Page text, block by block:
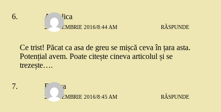
Angelica
2 SEPTEMBRIE 2016/8:44 AM RĂSPUNDE
Ce trist! Păcat ca asa de greu se mișcă ceva în țara asta.
Potențial avem. Poate citește cineva articolul și se
trezește….
Raluca
2 SEPTEMBRIE 2016/8:45 AM RĂSPUNDE